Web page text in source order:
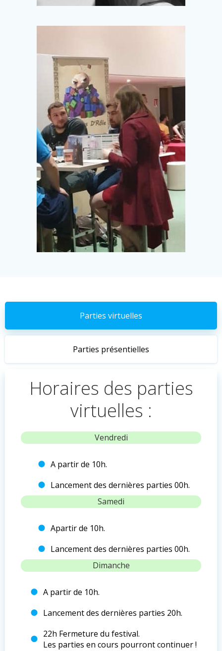
Parties virtuelles
Parties présentielles
Horaires des parties
virtuelles :
Vendredi
A partir de 10h.
Lancement des dernières parties 00h.
Samedi
Apartir de 10h.
Lancement des dernières parties 00h.
Dimanche
A partir de 10h.
Lancement des dernières parties 20h.
22h Fermeture du festival.
Les parties en cours pourront continuer !